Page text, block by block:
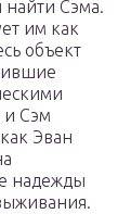
найти Сэма.
им как
объект
и Сэм
Эван
надежды